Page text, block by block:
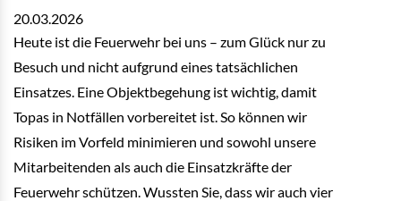
20.03.2026
Heute ist die Feuerwehr bei uns – zum Glück nur zu
Besuch und nicht aufgrund eines tatsächlichen
Einsatzes. Eine Objektbegehung ist wichtig, damit
Topas in Notfällen vorbereitet ist. So können wir
Risiken im Vorfeld minimieren und sowohl unsere
Mitarbeitenden als auch die Einsatzkräfte der
Feuerwehr schützen. Wussten Sie, dass wir auch vier